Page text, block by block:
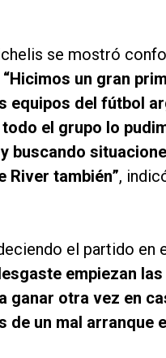
se mostró
“Hicimos un gran
del fútbol
el grupo lo
buscando
River también”,
el partido en
empiezan
otra vez en
un mal arranque